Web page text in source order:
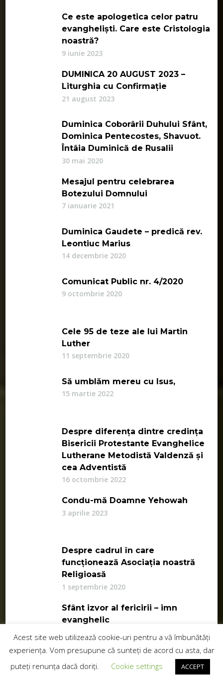
Ce este apologetica celor patru
evangheliști. Care este Cristologia
noastră?
9 iunie 2023
DUMINICA 20 AUGUST 2023 –
Liturghia cu Confirmație
21 august 2023
Duminica Coborârii Duhului Sfânt,
Dominica Pentecostes, Shavuot.
Întâia Duminică de Rusalii
30 mai 2020
Mesajul pentru celebrarea
Botezului Domnului
7 ianuarie 2021
Duminica Gaudete – predică rev.
Leontiuc Marius
14 decembrie 2020
Comunicat Public nr. 4/2020
9 octombrie 2020
Cele 95 de teze ale lui Martin
Luther
11 septembrie 2020
Să umblăm mereu cu Isus,
15 martie 2022
Despre diferența dintre credința
Bisericii Protestante Evanghelice
Lutherane Metodistă Valdenză și
cea Adventistă
16 octombrie 2022
Condu-mă Doamne Yehowah
3 aprilie 2023
Despre cadrul în care
funcționează Asociația noastră
Religioasă
1 septembrie 2020
Sfânt izvor al fericirii – imn
evanghelic
14 noiembrie 2020
Catehismul Valdenz și Valdenzii,
înaintași ai noștri
Acest site web utilizează cookie-uri pentru a vă îmbunătăți
experiența. Vom presupune că sunteți de acord cu asta, dar
puteți renunța dacă doriți.
Cookie settings ACCEPT